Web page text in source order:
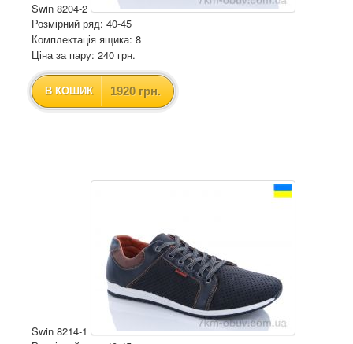
Swin 8204-2
Розмірний ряд: 40-45
Комплектація ящика: 8
Ціна за пару: 240 грн.
В КОШИК 1920 грн.
Swin 8214-1